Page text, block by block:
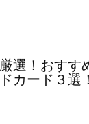
厳選！おすす
ドカード３選！